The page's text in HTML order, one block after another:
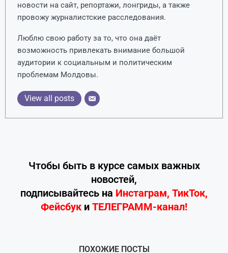
новости на сайт, репортажи, лонгриды, а также
провожу журналистские расследования.
Люблю свою работу за то, что она даёт
возможность привлекать внимание большой
аудитории к социальным и политическим
проблемам Молдовы.
View all posts
Чтобы быть в курсе самых важных
новостей,
подписывайтесь на Инстаграм, ТикТок,
Фейсбук и ТЕЛЕГРАММ-канал!
ПОХОЖИЕ ПОСТЫ